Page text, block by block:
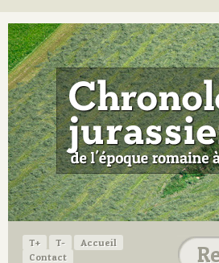
T+ T-
Accueil
Contact